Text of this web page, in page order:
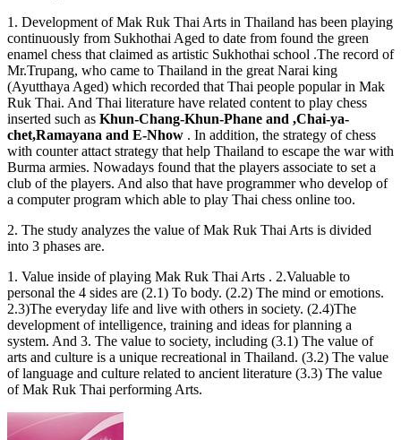
1. Development of Mak Ruk Thai Arts in Thailand has been playing
continuously from Sukhothai Aged to date from found the green
enamel chess that claimed as artistic Sukhothai school .The record of
Mr.Trupang, who came to Thailand in the great Narai king
(Ayutthaya Aged) which recorded that Thai people popular in Mak
Ruk Thai. And Thai literature have related content to play chess
inserted such as Khun-Chang-Khun-Phane and ,Chai-ya-
chet,Ramayana and E-Nhow . In addition, the strategy of chess
with counter attact strategy that help Thailand to escape the war with
Burma armies. Nowadays found that the players associate to set a
club of the players. And also that have programmer who develop of
a computer program which able to play Thai chess online too.
2. The study analyzes the value of Mak Ruk Thai Arts is divided
into 3 phases are.
1. Value inside of playing Mak Ruk Thai Arts . 2.Valuable to
personal the 4 sides are (2.1) To body. (2.2) The mind or emotions.
2.3)The everyday life and live with others in society. (2.4)The
development of intelligence, training and ideas for planning a
system. And 3. The value to society, including (3.1) The value of
arts and culture is a unique recreational in Thailand. (3.2) The value
of language and culture related to ancient literature (3.3) The value
of Mak Ruk Thai performing Arts.